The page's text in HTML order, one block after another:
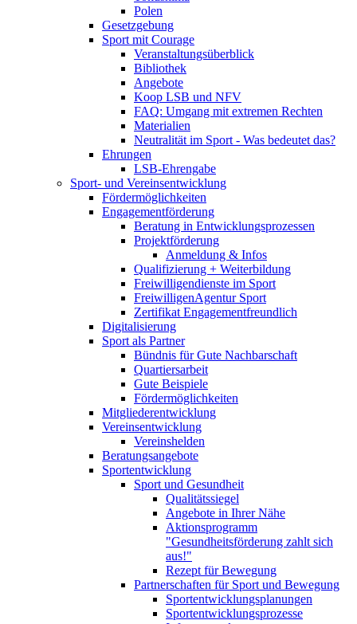
Polen
Gesetzgebung
Sport mit Courage
Veranstaltungsüberblick
Bibliothek
Angebote
Koop LSB und NFV
FAQ: Umgang mit extremen Rechten
Materialien
Neutralität im Sport - Was bedeutet das?
Ehrungen
LSB-Ehrengabe
Sport- und Vereinsentwicklung
Fördermöglichkeiten
Engagementförderung
Beratung in Entwicklungsprozessen
Projektförderung
Anmeldung & Infos
Qualifizierung + Weiterbildung
Freiwilligendienste im Sport
FreiwilligenAgentur Sport
Zertifikat Engagementfreundlich
Digitalisierung
Sport als Partner
Bündnis für Gute Nachbarschaft
Quartiersarbeit
Gute Beispiele
Fördermöglichkeiten
Mitgliederentwicklung
Vereinsentwicklung
Vereinshelden
Beratungsangebote
Sportentwicklung
Sport und Gesundheit
Qualitätssiegel
Angebote in Ihrer Nähe
Aktionsprogramm
"Gesundheitsförderung zahlt sich
aus!"
Rezept für Bewegung
Partnerschaften für Sport und Bewegung
Sportentwicklungsplanungen
Sportentwicklungsprozesse